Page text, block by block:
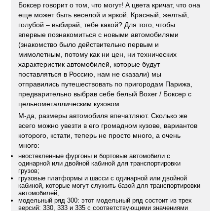
Боксер говорит о том, что могут! А цвета кричат, что она
еще может быть веселой и яркой. Красный, желтый,
голубой – выбирай, тебе какой? Для того, чтобы
впервые познакомиться с новыми автомобилями
(знакомство было действительно первым и
мимолетным, потому как ни цен, ни технических
характеристик автомобилей, которые будут
поставляться в Россию, нам не сказали) мы
отправились путешествовать по пригородам Парижа,
предварительно выбрав себе белый Boxer / Боксер с
цельнометаллическим кузовом.
М-да, размеры автомобиля впечатляют. Сколько же
всего можно увезти в его громадном кузове, вариантов
которого, кстати, теперь не просто много, а очень
много:
неостекленные фургоны и бортовые автомобили с
одинарной или двойной кабиной для транспортировки
грузов;
грузовые платформы и шасси с одинарной или двойной
кабиной, которые могут служить базой для транспортировки
автомобилей;
модельный ряд 300: этот модельный ряд состоит из трех
версий: 330, 333 и 335 с соответствующими значениями